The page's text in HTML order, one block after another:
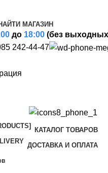
МАГАЗИН
до 18:00 (без
242-44-47
КАТАЛОГ ТОВАРОВ
ДОСТАВКА И ОПЛАТА